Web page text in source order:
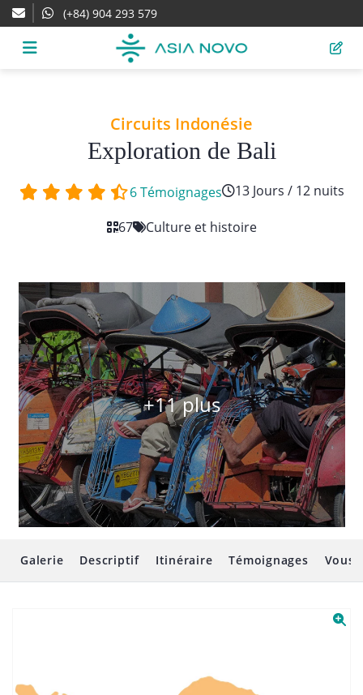
(+84) 904 293 579
Circuits Indonésie
Exploration de Bali
6 Témoignages 13 Jours / 12 nuits
67 Culture et histoire
+11 plus
Galerie Descriptif Itinéraire Témoignages Vous